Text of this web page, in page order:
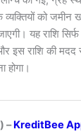
व्यक्तियों को
जाएगी। यह राशि
और इस राशि की
होगा।
–KreditBee